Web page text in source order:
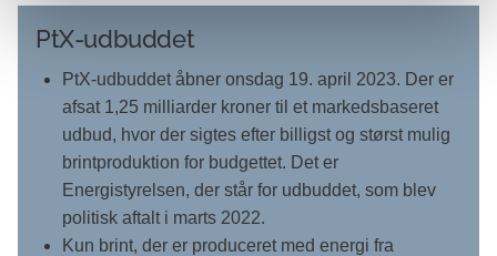
PtX-udbuddet
PtX-udbuddet åbner onsdag 19. april 2023. Der er
afsat 1,25 milliarder kroner til et markedsbaseret
udbud, hvor der sigtes efter billigst og størst mulig
brintproduktion for budgettet. Det er
Energistyrelsen, der står for udbuddet, som blev
politisk aftalt i marts 2022.
Kun brint, der er produceret med energi fra